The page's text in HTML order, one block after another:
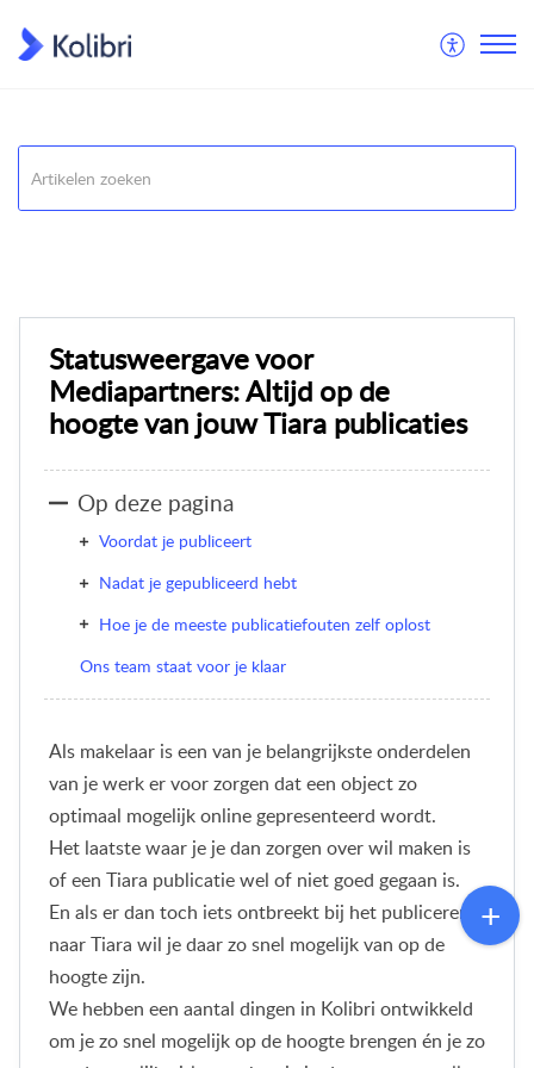
Statusweergave voor
Mediapartners: Altijd op de
hoogte van jouw Tiara publicaties
Op deze pagina
Voordat je publiceert
Nadat je gepubliceerd hebt
Hoe je de meeste publicatiefouten zelf oplost
Ons team staat voor je klaar
Als makelaar is een van je belangrijkste onderdelen
van je werk er voor zorgen dat een object zo
optimaal mogelijk online gepresenteerd wordt.
Het laatste waar je je dan zorgen over wil maken is
of een Tiara publicatie wel of niet goed gegaan is.
En als er dan toch iets ontbreekt bij het publiceren
naar Tiara wil je daar zo snel mogelijk van op de
hoogte zijn.
We hebben een aantal dingen in Kolibri ontwikkeld
om je zo snel mogelijk op de hoogte brengen én je zo